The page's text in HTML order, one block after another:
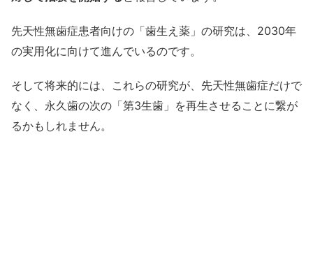
先天性無歯症患者向けの「歯生え薬」の研究は、2030年
の実用化に向けて進んでいるのです。
そして将来的には、これらの研究が、先天性無歯症だけで
なく、永久歯の次の「第3生歯」を再生させることに繋が
るかもしれません。